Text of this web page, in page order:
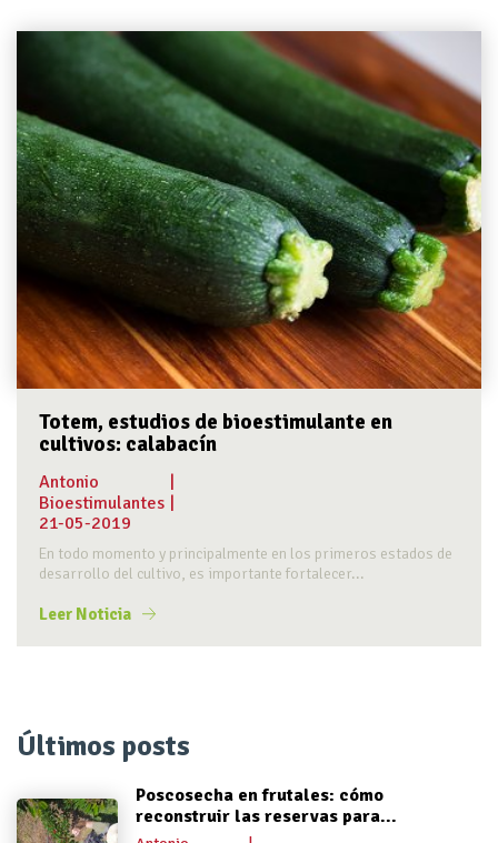
Totem, estudios de bioestimulante en
cultivos: calabacín
Antonio
|
Bioestimulantes |
21-05-2019
En todo momento y principalmente en los primeros estados de
desarrollo del cultivo, es importante fortalecer...
Leer Noticia
Últimos posts
Poscosecha en frutales: cómo
reconstruir las reservas para...